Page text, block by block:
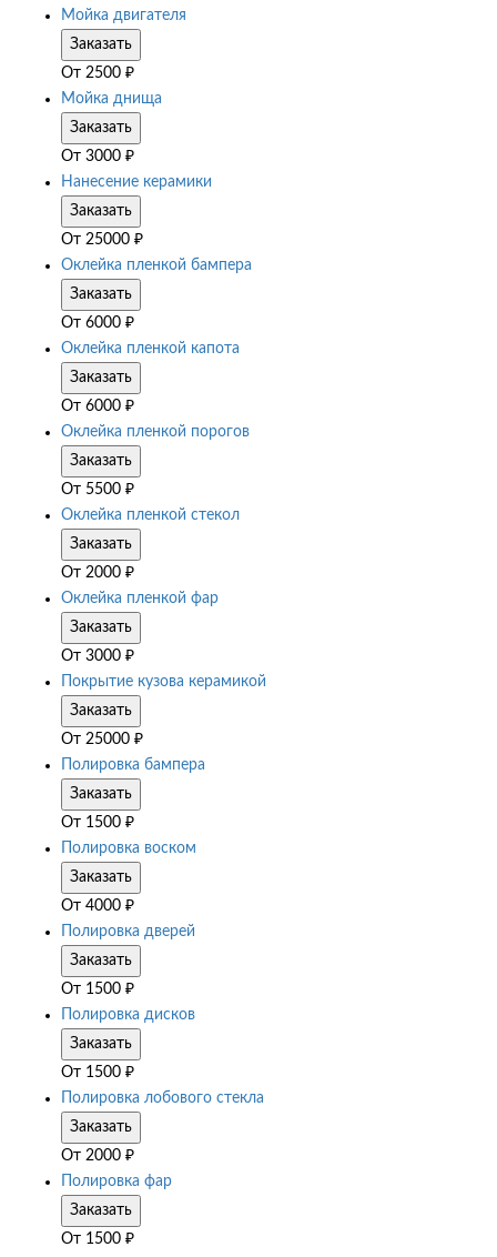
Мойка двигателя
Заказать
От 2500 ₽
Мойка днища
Заказать
От 3000 ₽
Нанесение керамики
Заказать
От 25000 ₽
Оклейка пленкой бампера
Заказать
От 6000 ₽
Оклейка пленкой капота
Заказать
От 6000 ₽
Оклейка пленкой порогов
Заказать
От 5500 ₽
Оклейка пленкой стекол
Заказать
От 2000 ₽
Оклейка пленкой фар
Заказать
От 3000 ₽
Покрытие кузова керамикой
Заказать
От 25000 ₽
Полировка бампера
Заказать
От 1500 ₽
Полировка воском
Заказать
От 4000 ₽
Полировка дверей
Заказать
От 1500 ₽
Полировка дисков
Заказать
От 1500 ₽
Полировка лобового стекла
Заказать
От 2000 ₽
Полировка фар
Заказать
От 1500 ₽